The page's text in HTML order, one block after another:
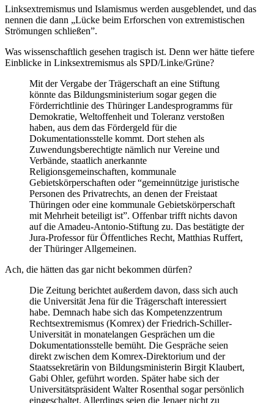
Linksextremismus und Islamismus werden ausgeblendet, und das
nennen die dann „Lücke beim Erforschen von extremistischen
Strömungen schließen”.
Was wissenschaftlich gesehen tragisch ist. Denn wer hätte tiefere
Einblicke in Linksextremismus als SPD/Linke/Grüne?
Mit der Vergabe der Trägerschaft an eine Stiftung
könnte das Bildungsministerium sogar gegen die
Förderrichtlinie des Thüringer Landesprogramms für
Demokratie, Weltoffenheit und Toleranz verstoßen
haben, aus dem das Fördergeld für die
Dokumentationsstelle kommt. Dort stehen als
Zuwendungsberechtigte nämlich nur Vereine und
Verbände, staatlich anerkannte
Religionsgemeinschaften, kommunale
Gebietskörperschaften oder “gemeinnützige juristische
Personen des Privatrechts, an denen der Freistaat
Thüringen oder eine kommunale Gebietskörperschaft
mit Mehrheit beteiligt ist”. Offenbar trifft nichts davon
auf die Amadeu-Antonio-Stiftung zu. Das bestätigte der
Jura-Professor für Öffentliches Recht, Matthias Ruffert,
der Thüringer Allgemeinen.
Ach, die hätten das gar nicht bekommen dürfen?
Die Zeitung berichtet außerdem davon, dass sich auch
die Universität Jena für die Trägerschaft interessiert
habe. Demnach habe sich das Kompetenzzentrum
Rechtsextremismus (Komrex) der Friedrich-Schiller-
Universität in monatelangen Gesprächen um die
Dokumentationsstelle bemüht. Die Gespräche seien
direkt zwischen dem Komrex-Direktorium und der
Staatssekretärin von Bildungsministerin Birgit Klaubert,
Gabi Ohler, geführt worden. Später habe sich der
Universitätspräsident Walter Rosenthal sogar persönlich
eingeschaltet. Allerdings seien die Jenaer nicht zu